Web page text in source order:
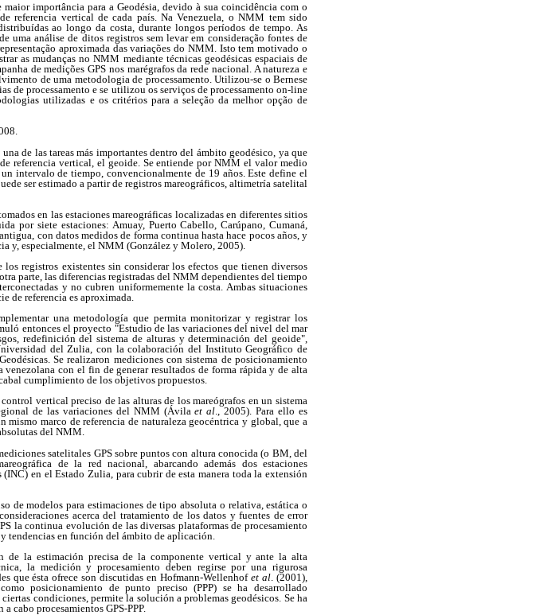
importância para a Geodésia, devido à sua coincidência com o
referencia vertical de cada país. Na Venezuela, o NMM tem sido
ao longo da costa, durante longos períodos de tempo. As
uma análise de ditos registros sem levar em consideração fontes de
aproximada das variações do NMM. Isto tem motivado o
as mudanças no NMM mediante técnicas geodésicas espaciais de
de medições GPS nos marégrafos da rede nacional. A natureza e
de uma metodologia de processamento. Utilizou-se o Bernese
de processamento e se utilizou os serviços de processamento on-line
utilizadas e os critérios para a seleção da melhor opção de
de las tareas más importantes dentro del ámbito geodésico, ya que
referencia vertical, el geoide. Se entiende por NMM el valor medio
intervalo de tiempo, convencionalmente de 19 años. Este define el
ser estimado a partir de registros mareográficos, altimetría satelital
en las estaciones mareográficas localizadas en diferentes sitios
por siete estaciones: Amuay, Puerto Cabello, Carúpano, Cumaná,
con datos medidos de forma continua hasta hace pocos años, y
y, especialmente, el NMM (González y Molero, 2005).
registros existentes sin considerar los efectos que tienen diversos
parte, las diferencias registradas del NMM dependientes del tiempo
y no cubren uniformemente la costa. Ambas situaciones
de referencia es aproximada.
una metodología que permita monitorizar y registrar los
entonces el proyecto "Estudio de las variaciones del nivel del mar
redefinición del sistema de alturas y determinación del geoide",
del Zulia, con la colaboración del Instituto Geográfico de
Se realizaron mediciones con sistema de posicionamiento
con el fin de generar resultados de forma rápida y de alta
cumplimiento de los objetivos propuestos.
vertical preciso de las alturas de los mareógrafos en un sistema
de las variaciones del NMM (Ávilaet al., 2005). Para ello es
mismo marco de referencia de naturaleza geocéntrica y global, que a
del NMM.
satelitales GPS sobre puntos con altura conocida (o BM, del
de la red nacional, abarcando además dos estaciones
en el Estado Zulia, para cubrir de esta manera toda la extensión
de modelos para estimaciones de tipo absoluta o relativa, estática o
acerca del tratamiento de los datos y fuentes de error
la continua evolución de las diversas plataformas de procesamiento
tendencias en función del ámbito de aplicación.
de la estimación precisa de la componente vertical y ante la alta
la medición y procesamiento deben regirse por una rigurosa
que ésta ofrece son discutidas en Hofmann-Wellenhofet al . (2001),
posicionamiento de punto preciso (PPP) se ha desarrollado
condiciones, permite la solución a problemas geodésicos. Se ha
cabo procesamientos GPS-PPP.